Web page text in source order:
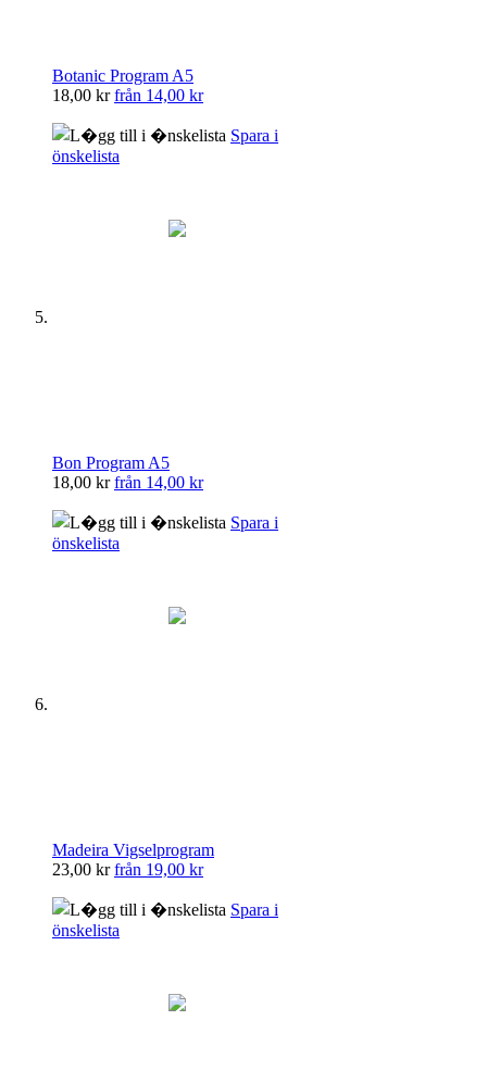
Botanic Program A5
18,00 kr från 14,00 kr
Spara i
önskelista
Bon Program A5
18,00 kr från 14,00 kr
Spara i
önskelista
Madeira Vigselprogram
23,00 kr från 19,00 kr
Spara i
önskelista